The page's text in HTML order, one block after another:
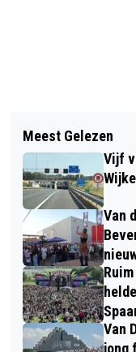
50 MILJOEN
OPENING
HEEMSKERK
Meest Gelezen
Vijf
Van
Van
jong